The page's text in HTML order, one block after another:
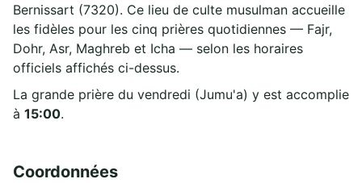
Bernissart (7320). Ce lieu de culte musulman accueille
les fidèles pour les cinq prières quotidiennes — Fajr,
Dohr, Asr, Maghreb et Icha — selon les horaires
officiels affichés ci-dessus.
La grande prière du vendredi (Jumu'a) y est accomplie
à 15:00.
Coordonnées